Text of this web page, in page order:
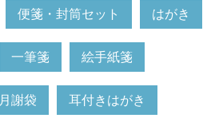
便箋・封筒セット はがき
一筆箋 絵手紙箋
月謝袋 耳付きはがき